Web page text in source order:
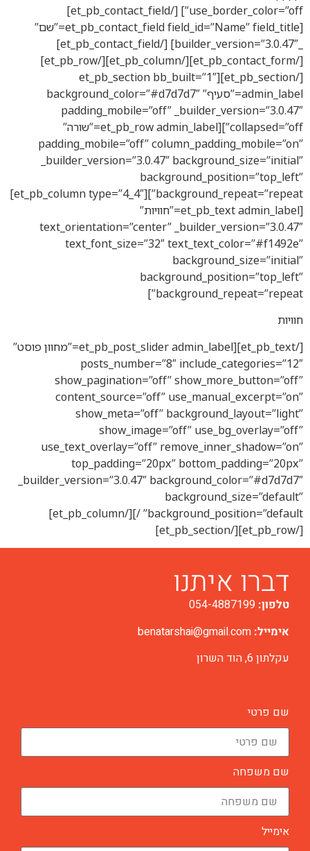
use_border_color=”off”] [/et_pb_contact_field]
[et_pb_contact_field field_id=”Name” field_title=”שם”
_builder_version=”3.0.47″] [/et_pb_contact_field]
[/et_pb_contact_form][/et_pb_column][/et_pb_row]
[/et_pb_section][et_pb_section bb_built=”1″
admin_label=”סעיף” background_color=”#d7d7d7″
padding_mobile=”off”
collapsed=”off”][et_pb_row admin_label=”שורה”
padding_mobile=”off”
_builder_version=”3.0.47″
background_repeat=”repeat”][et_pb_column type=”4_4″]
[et_pb_text admin_label=”חוויות”
text_orientation=”center”
text_font_size=”32″
[/et_pb_text][et_pb_post_slider admin_label=”מחוון פוסט”
posts_number=”8″
show_pagination=”off”
content_source=”off”
show_meta=”off”
show_image=”off”
use_text_overlay=”off”
top_padding=”20px”
_builder_version=”3.0.47″
background_position=”default” /][/et_pb_column]
054-